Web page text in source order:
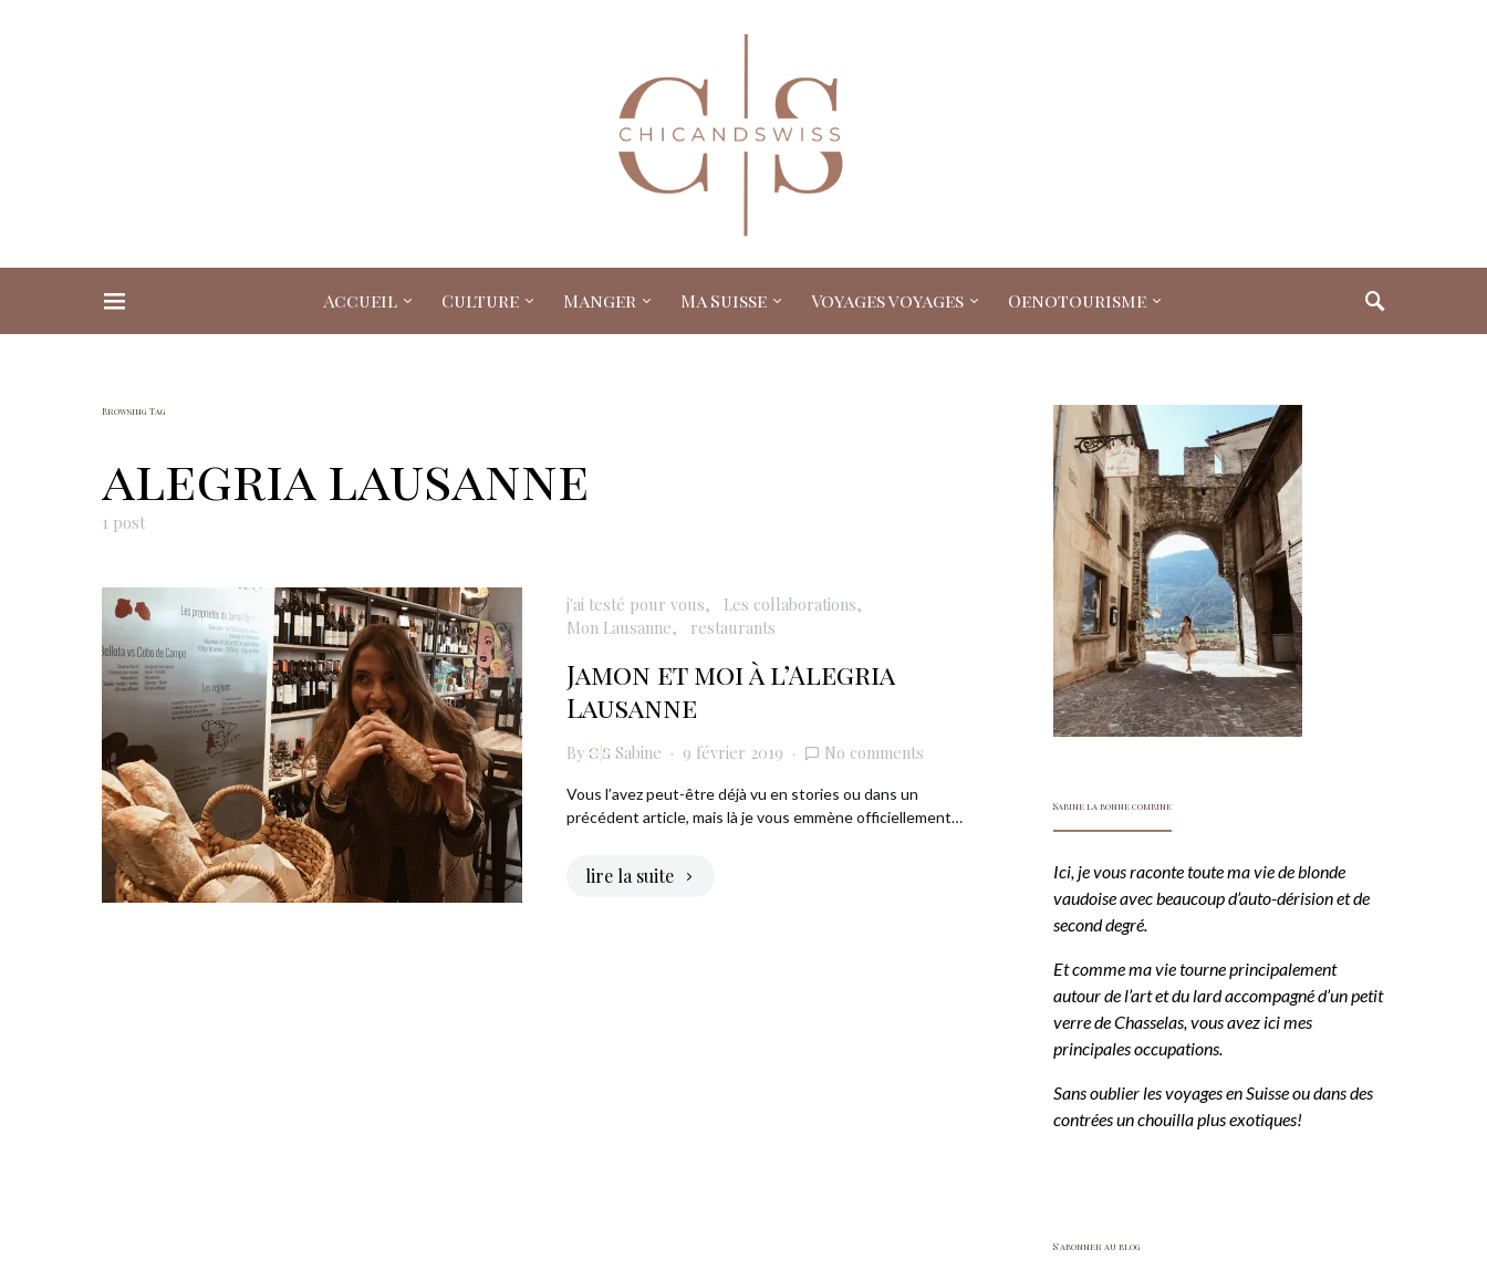
Accueil Culture Manger Ma Suisse Voyages voyages Oenotourisme
Search for:
Browsing Tag
alegria lausanne
1 post
j'ai testé pour vous
Les collaborations
Mon Lausanne
restaurants
Jamon et moi à l’Alegria
Lausanne
By Sabine 9 février 2019 No comments
Vous l’avez peut-être déjà vu en stories ou dans un
précédent article, mais là je vous emmène officiellement…
lire la suite
Sabine la bonne combine
Ici, je vous raconte toute ma vie de blonde
vaudoise avec beaucoup d’auto-dérision et de
second degré.
Et comme ma vie tourne principalement
autour de l’art et du lard accompagné d’un petit
verre de Chasselas, vous avez ici mes
principales occupations.
Sans oublier les voyages en Suisse ou dans des
contrées un chouilla plus exotiques!
S'abonner au blog